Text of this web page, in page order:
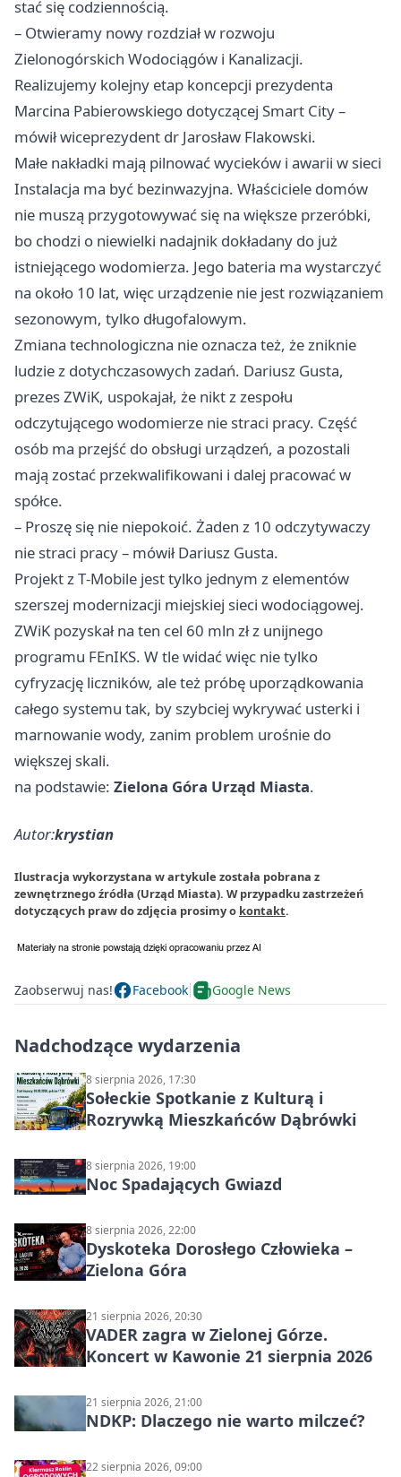
stać się codziennością.
– Otwieramy nowy rozdział w rozwoju
Zielonogórskich Wodociągów i Kanalizacji.
Realizujemy kolejny etap koncepcji prezydenta
Marcina Pabierowskiego dotyczącej Smart City –
mówił wiceprezydent dr Jarosław Flakowski.
Małe nakładki mają pilnować wycieków i awarii w sieci
Instalacja ma być bezinwazyjna. Właściciele domów
nie muszą przygotowywać się na większe przeróbki,
bo chodzi o niewielki nadajnik dokładany do już
istniejącego wodomierza. Jego bateria ma wystarczyć
na około 10 lat, więc urządzenie nie jest rozwiązaniem
sezonowym, tylko długofalowym.
Zmiana technologiczna nie oznacza też, że zniknie
ludzie z dotychczasowych zadań. Dariusz Gusta,
prezes ZWiK, uspokajał, że nikt z zespołu
odczytującego wodomierze nie straci pracy. Część
osób ma przejść do obsługi urządzeń, a pozostali
mają zostać przekwalifikowani i dalej pracować w
spółce.
– Proszę się nie niepokoić. Żaden z 10 odczytywaczy
nie straci pracy – mówił Dariusz Gusta.
Projekt z T‑Mobile jest tylko jednym z elementów
szerszej modernizacji miejskiej sieci wodociągowej.
ZWiK pozyskał na ten cel 60 mln zł z unijnego
programu FEnIKS. W tle widać więc nie tylko
cyfryzację liczników, ale też próbę uporządkowania
całego systemu tak, by szybciej wykrywać usterki i
marnowanie wody, zanim problem urośnie do
większej skali.
na podstawie: Zielona Góra Urząd Miasta.
Autor:krystian
Ilustracja wykorzystana w artykule została pobrana z
zewnętrznego źródła (Urząd Miasta). W przypadku zastrzeżeń
dotyczących praw do zdjęcia prosimy o kontakt.
Zaobserwuj nas! Facebook Google News
Nadchodzące wydarzenia
8 sierpnia 2026, 17:30
Sołeckie Spotkanie z Kulturą i
Rozrywką Mieszkańców Dąbrówki
8 sierpnia 2026, 19:00
Noc Spadających Gwiazd
8 sierpnia 2026, 22:00
Dyskoteka Dorosłego Człowieka –
Zielona Góra
21 sierpnia 2026, 20:30
VADER zagra w Zielonej Górze.
Koncert w Kawonie 21 sierpnia 2026
21 sierpnia 2026, 21:00
NDKP: Dlaczego nie warto milczeć?
22 sierpnia 2026, 09:00